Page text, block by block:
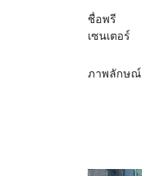
ชื่อพรี
เซนเตอร์
ภาพลักษณ์